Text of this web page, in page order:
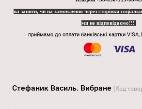
на запити, чи на замовлення через сторінки
ми не відповідаємо!!!
приймамо до оплати банківські картки VISA,
Стефаник Василь. Вибране (Код